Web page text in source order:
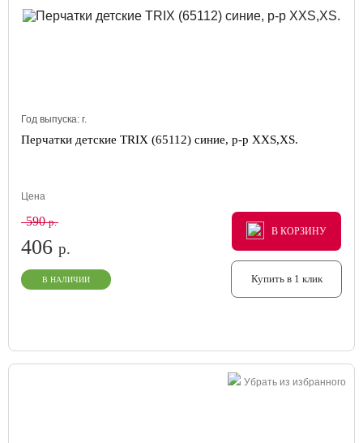
Год выпуска: г.
Перчатки детские TRIX (65112) синие, р-р XXS,XS.
Цена
590р.
406 р.
В НАЛИЧИИ
В КОРЗИНУ
В КОРЗИНУ
В КОРЗИНУ
Купить в 1 клик
Убрать из избранного